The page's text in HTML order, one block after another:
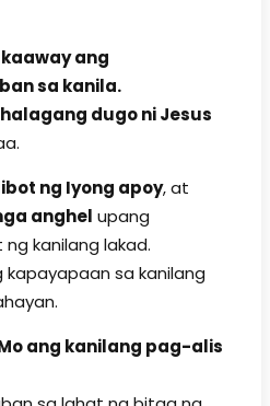
ang
sa kanila.
dugo ni Jesus
ng Iyong apoy, at
anghel upang
kanilang lakad.
sa kanilang
ang kanilang pag-alis